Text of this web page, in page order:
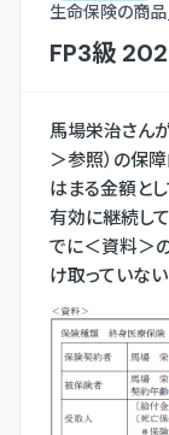
生命保険の商
FP3級
馬場栄治さん
＞参照）の保
はまる金額と
有効に継続し
でに＜資料＞
け取っていない